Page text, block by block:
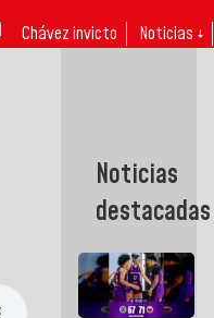
Chávez invicto Noticias ↓
Noticias
destacadas